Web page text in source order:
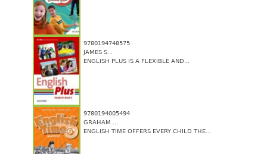
9780194748575
JAMES S...
ENGLISH PLUS IS A FLEXIBLE AND...
9780194005494
GRAHAM ...
ENGLISH TIME OFFERS EVERY CHILD THE...